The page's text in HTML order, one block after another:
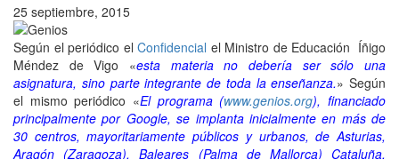
25 septiembre, 2015
Según el periódico el Confidencial el Ministro de Educación Íñigo
Méndez de Vigo «esta materia no debería ser sólo una
asignatura, sino parte integrante de toda la enseñanza.» Según
el mismo periódico «El programa (www.genios.org), financiado
principalmente por Google, se implanta inicialmente en más de
30 centros, mayoritariamente públicos y urbanos, de Asturias,
Aragón (Zaragoza), Baleares (Palma de Mallorca) Cataluña,